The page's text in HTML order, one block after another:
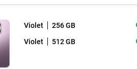
Violet 256 GB
Violet 512 GB